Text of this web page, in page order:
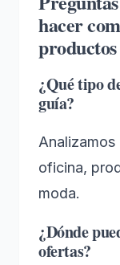
hacer
productos
¿Qué tipo
guía?
Analizamos
oficina,
moda.
¿Dónde
ofertas?